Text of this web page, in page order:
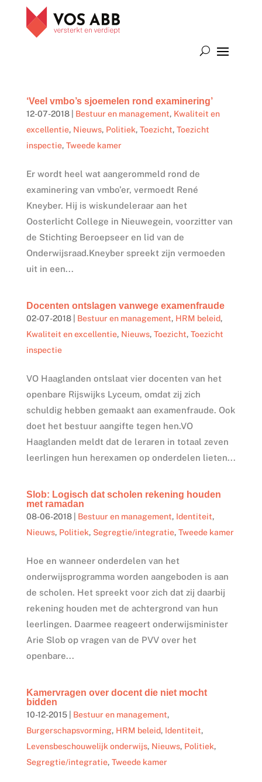
‘Veel vmbo’s sjoemelen rond examinering’
12-07-2018| Bestuur en management, Kwaliteit en
excellentie, Nieuws, Politiek, Toezicht, Toezicht
inspectie, Tweede kamer
Er wordt heel wat aangerommeld rond de
examinering van vmbo’er, vermoedt René
Kneyber. Hij is wiskundeleraar aan het
Oosterlicht College in Nieuwegein, voorzitter van
de Stichting Beroepseer en lid van de
Onderwijsraad.Kneyber spreekt zijn vermoeden
uit in een...
Docenten ontslagen vanwege examenfraude
02-07-2018| Bestuur en management, HRM beleid,
Kwaliteit en excellentie, Nieuws, Toezicht, Toezicht
inspectie
VO Haaglanden ontslaat vier docenten van het
openbare Rijswijks Lyceum, omdat zij zich
schuldig hebben gemaakt aan examenfraude. Ook
doet het bestuur aangifte tegen hen.VO
Haaglanden meldt dat de leraren in totaal zeven
leerlingen hun herexamen op onderdelen lieten...
Slob: Logisch dat scholen rekening houden
met ramadan
08-06-2018| Bestuur en management, Identiteit,
Nieuws, Politiek, Segregtie/integratie, Tweede kamer
Hoe en wanneer onderdelen van het
onderwijsprogramma worden aangeboden is aan
de scholen. Het spreekt voor zich dat zij daarbij
rekening houden met de achtergrond van hun
leerlingen. Daarmee reageert onderwijsminister
Arie Slob op vragen van de PVV over het
openbare...
Kamervragen over docent die niet mocht
bidden
10-12-2015| Bestuur en management,
Burgerschapsvorming, HRM beleid, Identiteit,
Levensbeschouwelijk onderwijs, Nieuws, Politiek,
Segregtie/integratie, Tweede kamer